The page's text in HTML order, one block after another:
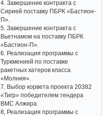
4. Завершение контракта с
Сирией поставку ПБРК «Бастион-
П».
5. Завершение контракта с
Вьетнамом на поставку ПБРК
«Бастион-П».
6. Реализация программы с
Туркменией по поставке
ракетных катеров класса
«Молния».
7. Выбор корвета проекта 20382
«Тигр» победителем тендера
ВМС Алжира.
8, Реализация программы с